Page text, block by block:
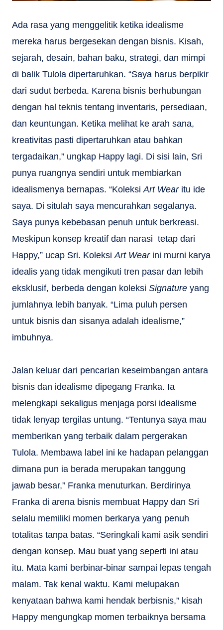
Ada rasa yang menggelitik ketika idealisme
mereka harus bergesekan dengan bisnis. Kisah,
sejarah, desain, bahan baku, strategi, dan mimpi
di balik Tulola dipertaruhkan. “Saya harus berpikir
dari sudut berbeda. Karena bisnis berhubungan
dengan hal teknis tentang inventaris, persediaan,
dan keuntungan. Ketika melihat ke arah sana,
kreativitas pasti dipertaruhkan atau bahkan
tergadaikan,” ungkap Happy lagi. Di sisi lain, Sri
punya ruangnya sendiri untuk membiarkan
idealismenya bernapas. “KoleksiArt Wearitu ide
saya. Di situlah saya mencurahkan segalanya.
Saya punya kebebasan penuh untuk berkreasi.
Meskipun konsep kreatif dan narasi tetap dari
Happy,” ucap Sri. KoleksiArt Wearini murni karya
idealis yang tidak mengikuti tren pasar dan lebih
eksklusif, berbeda dengan koleksi Signature yang
jumlahnya lebih banyak. “Lima puluh persen
untuk bisnis dan sisanya adalah idealisme,”
imbuhnya.
Jalan keluar dari pencarian keseimbangan antara
bisnis dan idealisme dipegang Franka. Ia
melengkapi sekaligus menjaga porsi idealisme
tidak lenyap tergilas untung. “Tentunya saya mau
memberikan yang terbaik dalam pergerakan
Tulola. Membawa label ini ke hadapan pelanggan
dimana pun ia berada merupakan tanggung
jawab besar,” Franka menuturkan. Berdirinya
Franka di arena bisnis membuat Happy dan Sri
selalu memiliki momen berkarya yang penuh
totalitas tanpa batas. “Seringkali kami asik sendiri
dengan konsep. Mau buat yang seperti ini atau
itu. Mata kami berbinar-binar sampai lepas tengah
malam. Tak kenal waktu. Kami melupakan
kenyataan bahwa kami hendak berbisnis,” kisah
Happy mengungkap momen terbaiknya bersama